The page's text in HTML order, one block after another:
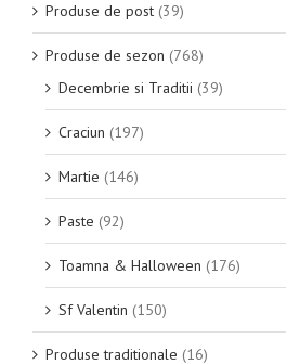
Produse de post (39)
Produse de sezon (768)
Decembrie si Traditii (39)
Craciun (197)
Martie (146)
Paste (92)
Toamna & Halloween (176)
Sf Valentin (150)
Produse traditionale (16)